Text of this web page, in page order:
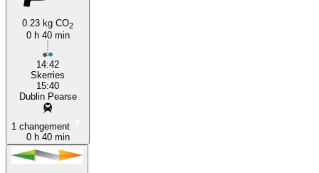
0.23 kg CO2
0 h 40 min
14:42
Skerries
15:40
Dublin Pearse
1 changement
0 h 40 min